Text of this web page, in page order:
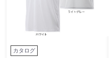
カタログ